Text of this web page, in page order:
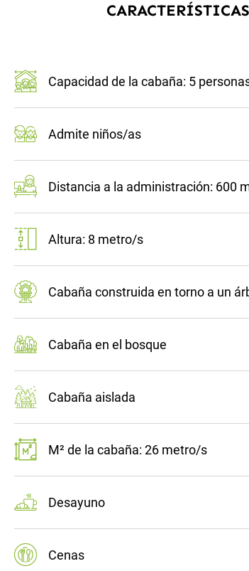
Capacidad de la cabaña: 5
Admite niños/as
Distancia a la administración: 600
Altura: 8 metro/s
Cabaña construida en torno a un
Cabaña en el bosque
Cabaña aislada
M² de la cabaña: 26 metro/s
Desayuno
Cenas